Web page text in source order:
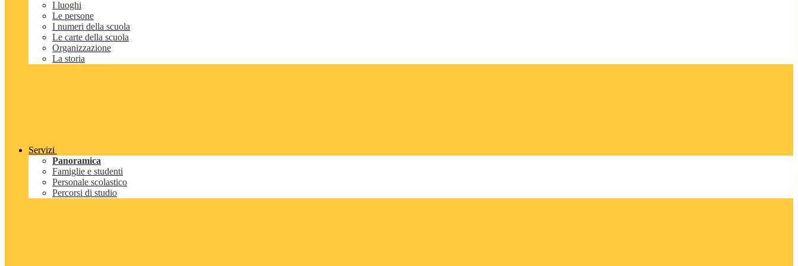
I luoghi
Le persone
I numeri della scuola
Le carte della scuola
Organizzazione
La storia
Servizi
Panoramica
Famiglie e studenti
Personale scolastico
Percorsi di studio